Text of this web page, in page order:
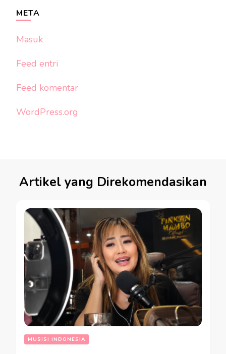
META
Masuk
Feed entri
Feed komentar
WordPress.org
Artikel yang Direkomendasikan
MUSISI INDONESIA